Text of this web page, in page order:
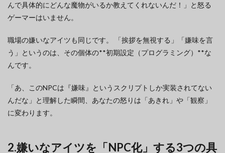
んで具体的にどんな魔物がいるか教えてくれないんだ！」と怒る
ゲーマーはいません。
職場の嫌いなアイツも同じです。 「挨拶を無視する」「嫌味を言
う」というのは、その個体の**初期設定（プログラミング）**な
んです。
「あ、このNPCは『嫌味』というスクリプトしか実装されてない
んだな」と理解した瞬間、あなたの怒りは「あきれ」や「観察」
に変わります。
2.嫌いなアイツを「NPC化」する3つの具